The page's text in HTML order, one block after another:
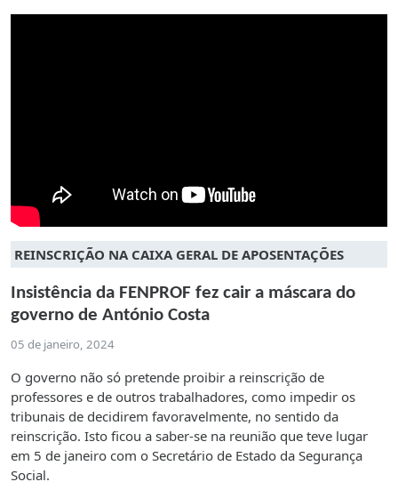
REINSCRIÇÃO NA CAIXA GERAL DE APOSENTAÇÕES
Insistência da FENPROF fez cair a máscara do
governo de António Costa
05 de janeiro, 2024
O governo não só pretende proibir a reinscrição de
professores e de outros trabalhadores, como impedir os
tribunais de decidirem favoravelmente, no sentido da
reinscrição. Isto ficou a saber-se na reunião que teve lugar
em 5 de janeiro com o Secretário de Estado da Segurança
Social.